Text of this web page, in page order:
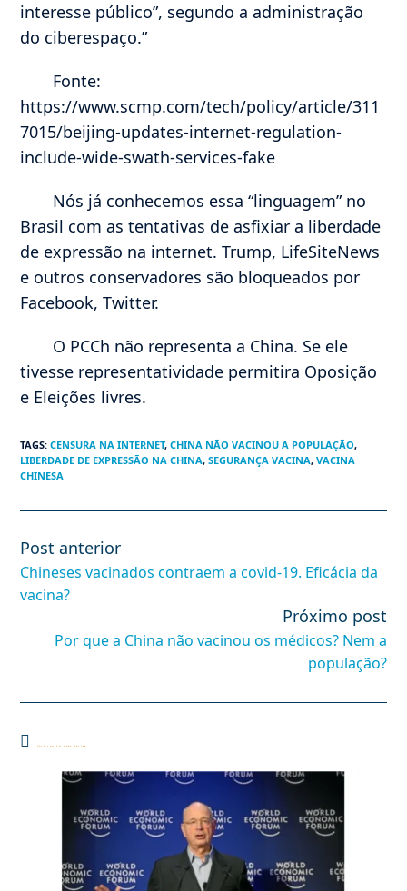
interesse público”, segundo a administração
do ciberespaço.”
Fonte:
https://www.scmp.com/tech/policy/article/311
7015/beijing-updates-internet-regulation-
include-wide-swath-services-fake
Nós já conhecemos essa “linguagem” no
Brasil com as tentativas de asfixiar a liberdade
de expressão na internet. Trump, LifeSiteNews
e outros conservadores são bloqueados por
Facebook, Twitter.
O PCCh não representa a China. Se ele
tivesse representatividade permitira Oposição
e Eleições livres.
TAGS:CENSURA NA INTERNET, CHINA NÃO VACINOU A POPULAÇÃO,
LIBERDADE DE EXPRESSÃO NA CHINA, SEGURANÇA VACINA, VACINA
CHINESA
Leia
mais
artigos
Post anterior
Chineses vacinados contraem a covid-19. Eficácia da
vacina?
Próximo post
Por que a China não vacinou os médicos? Nem a
população?
Você também pode gostar